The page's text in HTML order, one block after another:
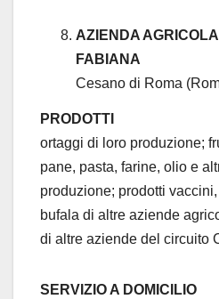
AZIENDA AGRICOLA
FABIANA
Cesano di Roma
PRODOTTI
ortaggi di loro produzione;
pane, pasta, farine, olio e
produzione; prodotti
bufala di altre aziende
di altre aziende del circuito
SERVIZIO A DOMICILIO